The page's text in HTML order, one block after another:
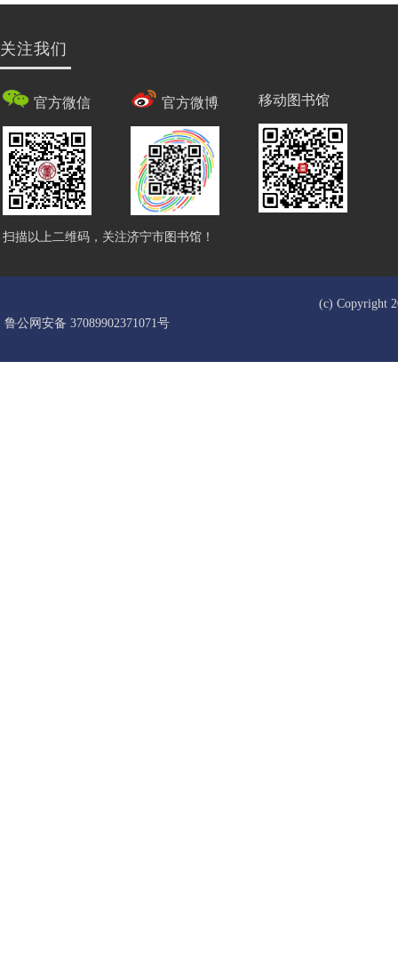
关注我们
官方微信 官方微博 移动图书馆
扫描以上二维码，关注济宁市图书馆！
(c) Copyright
鲁公网安备 37089902371071号